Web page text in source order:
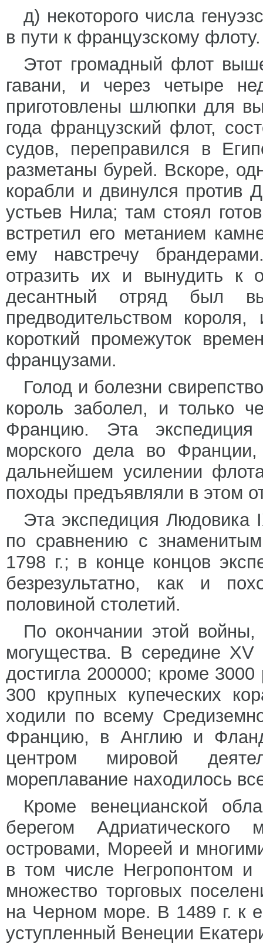
д) некоторого числа
в пути к французскому флоту.
Этот громадный флот
гавани, и через четыре
приготовлены шлюпки для
года французский флот,
судов, переправился в
разметаны бурей. Вскоре,
корабли и двинулся против
устьев Нила; там стоял
встретил его метанием
ему навстречу
отразить их и вынудить к
десантный отряд был
предводительством
короткий промежуток
французами.
Голод и болезни
король заболел, и только
Францию. Эта
морского дела во
дальнейшем усилении
походы предъявляли в этом
Эта экспедиция Людовика
по сравнению с
1798 г.; в конце концов
безрезультатно, как и
половиной столетий.
По окончании этой
могущества. В середине XV
достигла 200000; кроме
300 крупных купеческих
ходили по всему
Францию, в Англию и
центром мировой
мореплавание находилось
Кроме венецианской
берегом
островами, Мореей и
в том числе Негропонтом
множество торговых
на Черном море. В 1489 г. к
уступленный Венеции